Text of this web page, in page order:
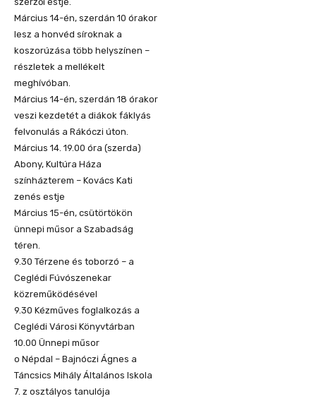
Március 14-én, szerdán 10 órakor
lesz a honvéd síroknak a
koszorúzása több helyszínen –
részletek a mellékelt
meghívóban.
Március 14-én, szerdán 18 órakor
veszi kezdetét a diákok fáklyás
felvonulás a Rákóczi úton.
Március 14. 19.00 óra (szerda)
Abony, Kultúra Háza
színházterem – Kovács Kati
zenés estje
Március 15-én, csütörtökön
ünnepi műsor a Szabadság
téren.
9.30 Térzene és toborzó – a
Ceglédi Fúvószenekar
közreműködésével
9.30 Kézműves foglalkozás a
Ceglédi Városi Könyvtárban
10.00 Ünnepi műsor
o Népdal – Bajnóczi Ágnes a
Táncsics Mihály Általános Iskola
7. z osztályos tanulója